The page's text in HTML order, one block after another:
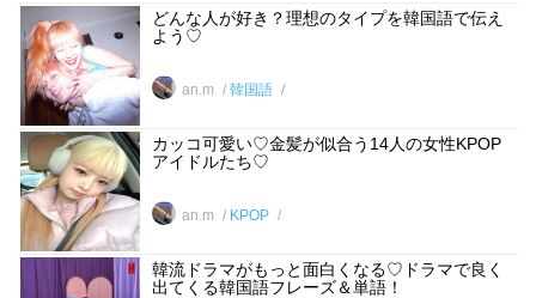
どんな人が好き？理想のタイプを韓国語で伝え
よう♡
an.m 韓国語
カッコ可愛い♡金髪が似合う14人の女性KPOP
アイドルたち♡
an.m KPOP
韓流ドラマがもっと面白くなる♡ドラマで良く
出てくる韓国語フレーズ＆単語！